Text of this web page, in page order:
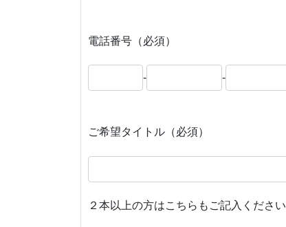
電話番号（必須）
- -
ご希望タイトル（必須）
２本以上の方はこちらもご記入ください